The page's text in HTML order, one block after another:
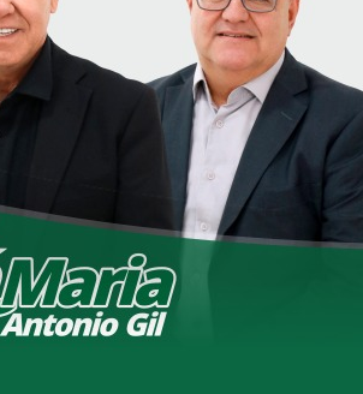
CASAS POPULARES A TODO VAPOR.
de casas populares estão a
primeira etapa estão sendo construídos
totalizando 128 moradias.
– 103 MORADIAS;
I – 12 MORADIAS;
II – 13 MORADIAS.
moradias é necessário aprovação
Federal.